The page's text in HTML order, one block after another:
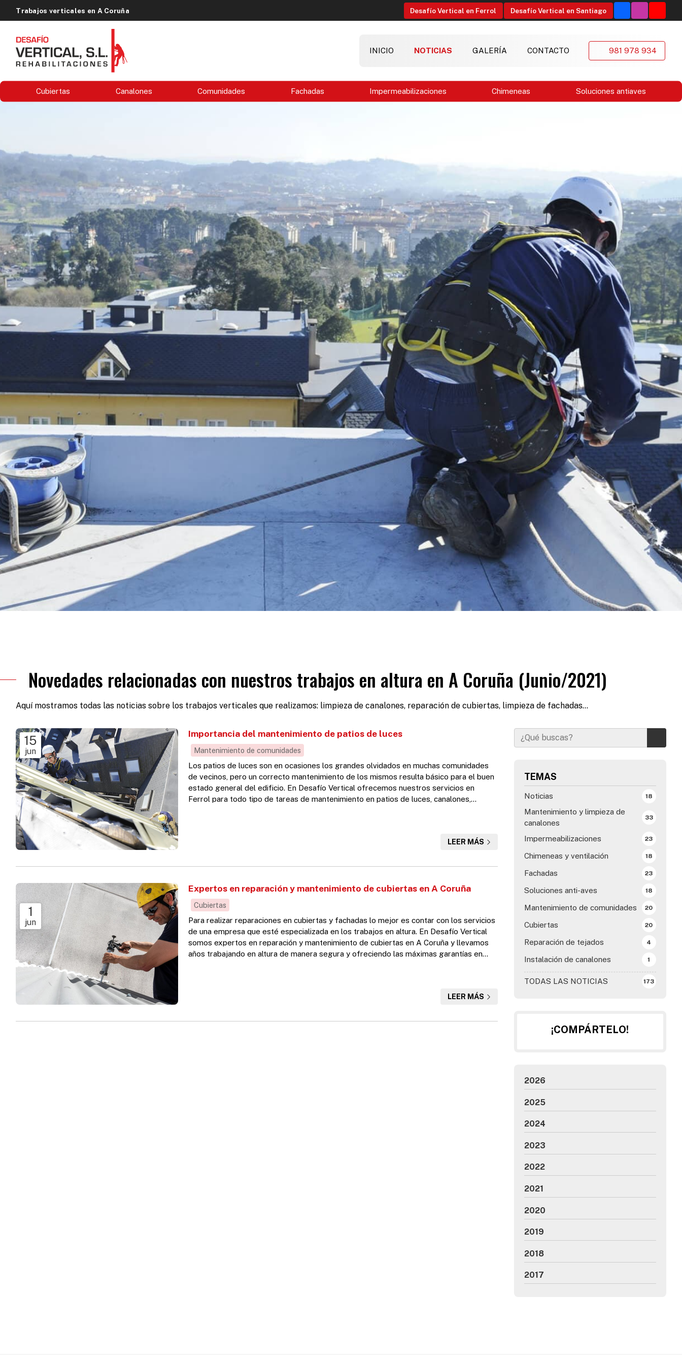
Trabajos verticales en A Coruña Desafío Vertical en Ferrol Desafío Vertical en Santiago
INICIO NOTICIAS GALERÍA CONTACTO 981 978 934
Cubiertas Canalones Comunidades Fachadas Impermeabilizaciones Chimeneas Soluciones antiaves
Novedades relacionadas con nuestros trabajos en altura en A Coruña (Junio/2021)
Aquí mostramos todas las noticias sobre los trabajos verticales que realizamos: limpieza de canalones, reparación de cubiertas, limpieza de fachadas...
TEMAS
TODAS LAS NOTICIAS 173
Noticias 18
Mantenimiento y limpieza de
canalones
33
Impermeabilizaciones 23
Chimeneas y ventilación 18
Fachadas 23
Soluciones anti-aves 18
Mantenimiento de comunidades 20
Cubiertas 20
Reparación de tejados 4
Instalación de canalones 1
15
jun
Importancia del mantenimiento de patios de luces
Mantenimiento de comunidades
Los patios de luces son en ocasiones los grandes olvidados en muchas comunidades
de vecinos, pero un correcto mantenimiento de los mismos resulta básico para el buen
estado general del edificio. En Desafío Vertical ofrecemos nuestros servicios en
Ferrol para todo tipo de tareas de mantenimiento en patios de luces, canalones,
LEER MÁS
1
jun
Expertos en reparación y mantenimiento de cubiertas en A Coruña
Cubiertas
Para realizar reparaciones en cubiertas y fachadas lo mejor es contar con los servicios
de una empresa que esté especializada en los trabajos en altura. En Desafío Vertical
somos expertos en reparación y mantenimiento de cubiertas en A Coruña y llevamos
años trabajando en altura de manera segura y ofreciendo las máximas garantías en
LEER MÁS
¡COMPÁRTELO!
2026
2025
2024
2023
2022
2021
2020
2019
2018
2017